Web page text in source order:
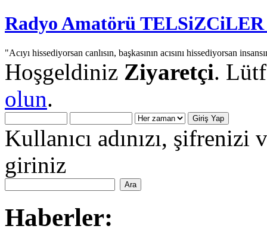
Radyo Amatörü
"Acıyı hissediyorsan canlısın, başkasının acısını hissediyorsan
Hoşgeldiniz Ziyaretçi.
olun.
Kullanıcı adınızı,
giriniz
Haberler: